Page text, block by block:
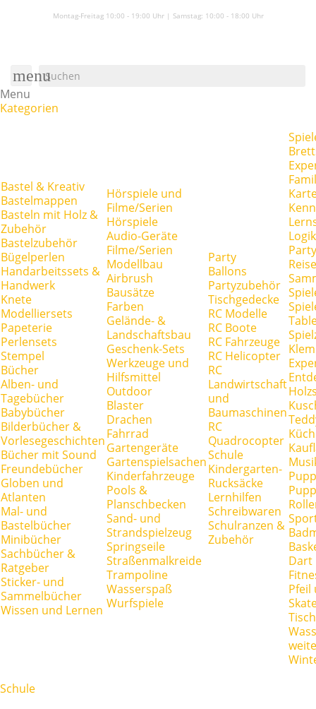
Montag-Freitag 10:00 - 19:00 Uhr | Samstag: 10:00 - 18:00 Uhr
menu
Menu
Kategorien
Bastel & Kreativ
Bastelmappen
Basteln mit Holz &
Zubehör
Bastelzubehör
Bügelperlen
Handarbeitssets &
Handwerk
Knete
Modelliersets
Papeterie
Perlensets
Stempel
Bücher
Alben- und
Tagebücher
Babybücher
Bilderbücher &
Vorlesegeschichten
Bücher mit Sound
Freundebücher
Globen und
Atlanten
Mal- und
Bastelbücher
Minibücher
Sachbücher &
Ratgeber
Sticker- und
Sammelbücher
Wissen und Lernen
Hörspiele und
Filme/Serien
Hörspiele
Audio-Geräte
Filme/Serien
Modellbau
Airbrush
Bausätze
Farben
Gelände- &
Landschaftsbau
Geschenk-Sets
Werkzeuge und
Hilfsmittel
Outdoor
Blaster
Drachen
Fahrrad
Gartengeräte
Gartenspielsachen
Kinderfahrzeuge
Pools &
Planschbecken
Sand- und
Strandspielzeug
Springseile
Straßenmalkreide
Trampoline
Wasserspaß
Wurfspiele
Party
Ballons
Partyzubehör
Tischgedecke
RC Modelle
RC Boote
RC Fahrzeuge
RC Helicopter
RC
Landwirtschaft
und
Baumaschinen
RC
Quadrocopter
Schule
Kindergarten-
Rucksäcke
Lernhilfen
Schreibwaren
Schulranzen &
Zubehör
Dart
Pfeil
Schule